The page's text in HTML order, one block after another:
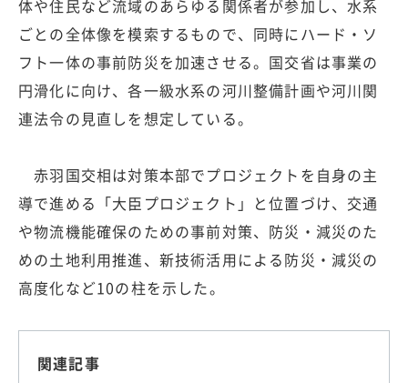
体や住民など流域のあらゆる関係者が参加し、水系
ごとの全体像を模索するもので、同時にハード・ソ
フト一体の事前防災を加速させる。国交省は事業の
円滑化に向け、各一級水系の河川整備計画や河川関
連法令の見直しを想定している。
赤羽国交相は対策本部でプロジェクトを自身の主
導で進める「大臣プロジェクト」と位置づけ、交通
や物流機能確保のための事前対策、防災・減災のた
めの土地利用推進、新技術活用による防災・減災の
高度化など10の柱を示した。
関連記事